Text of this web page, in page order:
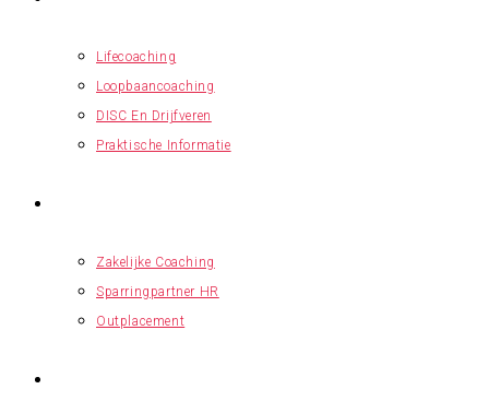
Lifecoaching
Loopbaancoaching
DISC En Drijfveren
Praktische Informatie
Zakelijke Coaching
Sparringpartner HR
Outplacement